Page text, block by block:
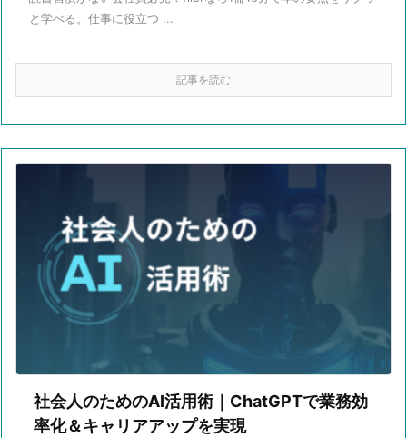
と学べる。仕事に役立つ ...
記事を読む
社会人のためのAI活用術｜ChatGPTで業務効
率化＆キャリアアップを実現